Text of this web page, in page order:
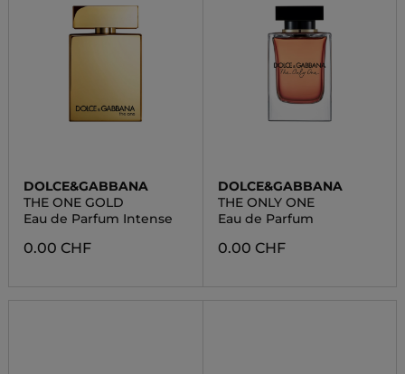
DOLCE&GABBANA
THE ONE GOLD
Eau de Parfum Intense
0.00 CHF
DOLCE&GABBANA
THE ONLY ONE
Eau de Parfum
0.00 CHF